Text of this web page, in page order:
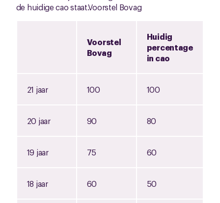
de huidige cao staat.Voorstel Bovag
Voorstel
Bovag
Huidig
percentage
in cao
21 jaar 100 100
20 jaar 90 80
19 jaar 75 60
18 jaar 60 50